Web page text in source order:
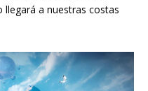
llegará a nuestras costas